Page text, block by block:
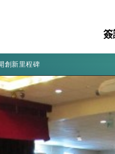
創新里程碑
業展」預告短片，向世界展現台灣
共同維護國際秩序